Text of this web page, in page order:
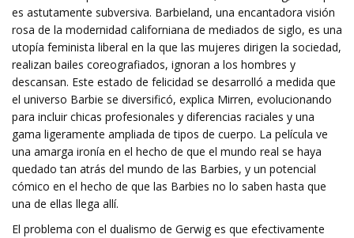
es astutamente subversiva. Barbieland, una encantadora visión
rosa de la modernidad californiana de mediados de siglo, es una
utopía feminista liberal en la que las mujeres dirigen la sociedad,
realizan bailes coreografiados, ignoran a los hombres y
descansan. Este estado de felicidad se desarrolló a medida que
el universo Barbie se diversificó, explica Mirren, evolucionando
para incluir chicas profesionales y diferencias raciales y una
gama ligeramente ampliada de tipos de cuerpo. La película ve
una amarga ironía en el hecho de que el mundo real se haya
quedado tan atrás del mundo de las Barbies, y un potencial
cómico en el hecho de que las Barbies no lo saben hasta que
una de ellas llega allí.
El problema con el dualismo de Gerwig es que efectivamente